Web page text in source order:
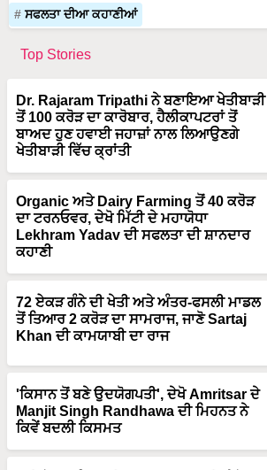
ਸਫਲਤਾ ਦੀਆ ਕਹਾਣੀਆਂ
Top Stories
Dr. Rajaram Tripathi ਨੇ ਬਣਾਇਆ ਖੇਤੀਬਾੜੀ
ਤੋਂ 100 ਕਰੋੜ ਦਾ ਕਾਰੋਬਾਰ, ਹੈਲੀਕਾਪਟਰਾਂ ਤੋਂ
ਬਾਅਦ ਹੁਣ ਹਵਾਈ ਜਹਾਜ਼ਾਂ ਨਾਲ ਲਿਆਉਣਗੇ
ਖੇਤੀਬਾੜੀ ਵਿੱਚ ਕ੍ਰਾਂਤੀ
Organic ਅਤੇ Dairy Farming ਤੋਂ 40 ਕਰੋੜ
ਦਾ ਟਰਨਓਵਰ, ਦੇਖੋ ਮਿੱਟੀ ਦੇ ਮਹਾਯੋਧਾ
Lekhram Yadav ਦੀ ਸਫਲਤਾ ਦੀ ਸ਼ਾਨਦਾਰ
ਕਹਾਣੀ
72 ਏਕੜ ਗੰਨੇ ਦੀ ਖੇਤੀ ਅਤੇ ਅੰਤਰ-ਫਸਲੀ ਮਾਡਲ
ਤੋਂ ਤਿਆਰ 2 ਕਰੋੜ ਦਾ ਸਾਮਰਾਜ, ਜਾਣੋ Sartaj
Khan ਦੀ ਕਾਮਯਾਬੀ ਦਾ ਰਾਜ
'ਕਿਸਾਨ ਤੋਂ ਬਣੇ ਉਦਯੋਗਪਤੀ', ਦੇਖੋ Amritsar ਦੇ
Manjit Singh Randhawa ਦੀ ਮਿਹਨਤ ਨੇ
ਕਿਵੇਂ ਬਦਲੀ ਕਿਸਮਤ